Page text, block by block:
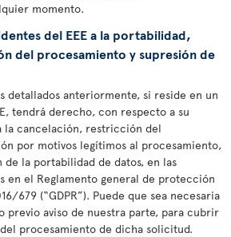
momento.
del EEE a la portabilidad,
del procesamiento y supresión de
detallados anteriormente, si reside en un
tendrá derecho, con respecto a su
la cancelación, restricción del
por motivos legítimos al procesamiento,
la portabilidad de datos, en las
en el Reglamento general de protección
679 (“GDPR”). Puede que sea necesaria
previo aviso de nuestra parte, para cubrir
procesamiento de dicha solicitud.